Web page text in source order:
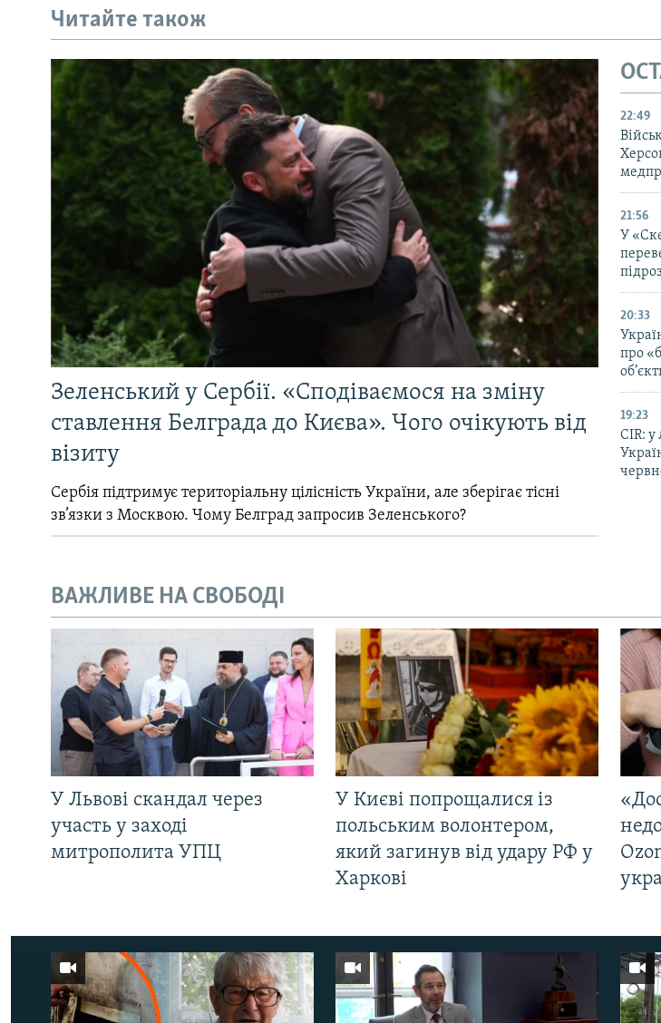
Читайте також
Зеленський у Сербії. «Сподіваємося на зміну
ставлення Белграда до Києва». Чого очікують від
візиту
Сербія підтримує територіальну цілісність України, але зберігає тісні
зв’язки з Москвою. Чому Белград запросив Зеленського?
22:49
21:56
У
20:33
про
19:23
CIR: у
ВАЖЛИВЕ НА СВОБОДІ
У Львові скандал через
участь у заході
митрополита УПЦ
У Києві попрощалися із
польським волонтером,
який загинув від удару РФ у
Харкові